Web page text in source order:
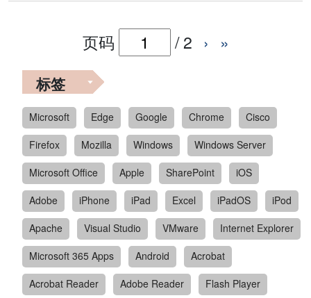
页码 /2 › »
标签
Microsoft Edge Google Chrome
Cisco
Firefox
Mozilla Windows
Windows Server
Microsoft Office
Apple SharePoint
iOS
Adobe
iPhone iPad Excel iPadOS
iPod
Apache
Visual Studio VMware
Internet Explorer
Microsoft 365 Apps
Android
Acrobat
Acrobat Reader
Adobe Reader
Flash Player